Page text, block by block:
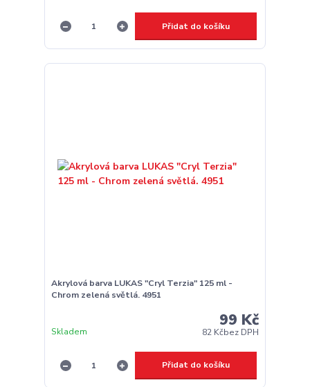
Přidat do košíku
Akrylová barva LUKAS "Cryl Terzia" 125 ml -
Chrom zelená světlá. 4951
99 Kč
82 Kčbez DPH
Skladem
Přidat do košíku